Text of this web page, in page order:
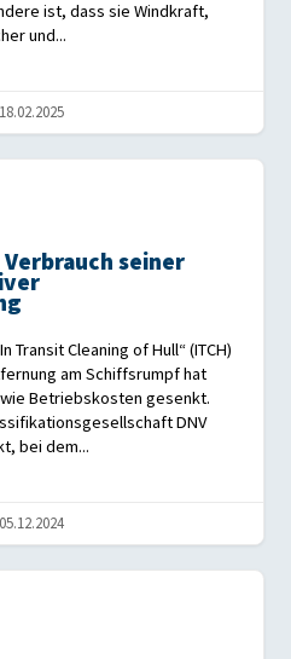
ist, dass sie Windkraft,
und...
18.02.2025
seiner
Transit Cleaning of Hull“ (ITCH)
am Schiffsrumpf hat
Betriebskosten gesenkt.
DNV
bei dem...
05.12.2024